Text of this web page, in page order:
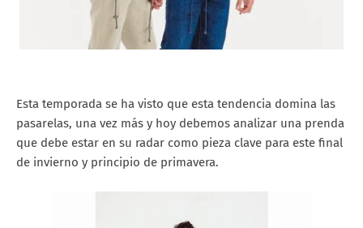
Esta temporada se ha visto que esta tendencia domina las
pasarelas, una vez más y hoy debemos analizar una prenda
que debe estar en su radar como pieza clave para este final
de invierno y principio de primavera.